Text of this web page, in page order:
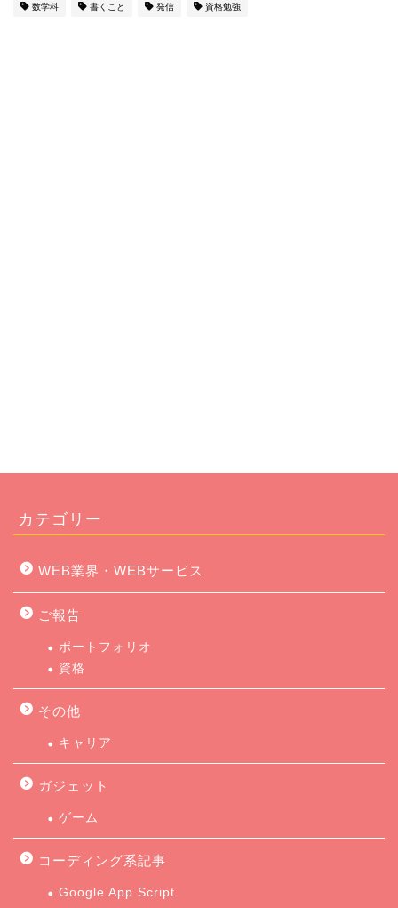
数学科 書くこと 発信 資格勉強
カテゴリー
WEB業界・WEBサービス
ご報告
ポートフォリオ
資格
その他
キャリア
ガジェット
ゲーム
コーディング系記事
Google App Script